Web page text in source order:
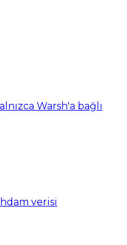
Warsh'a bağlı
verisi